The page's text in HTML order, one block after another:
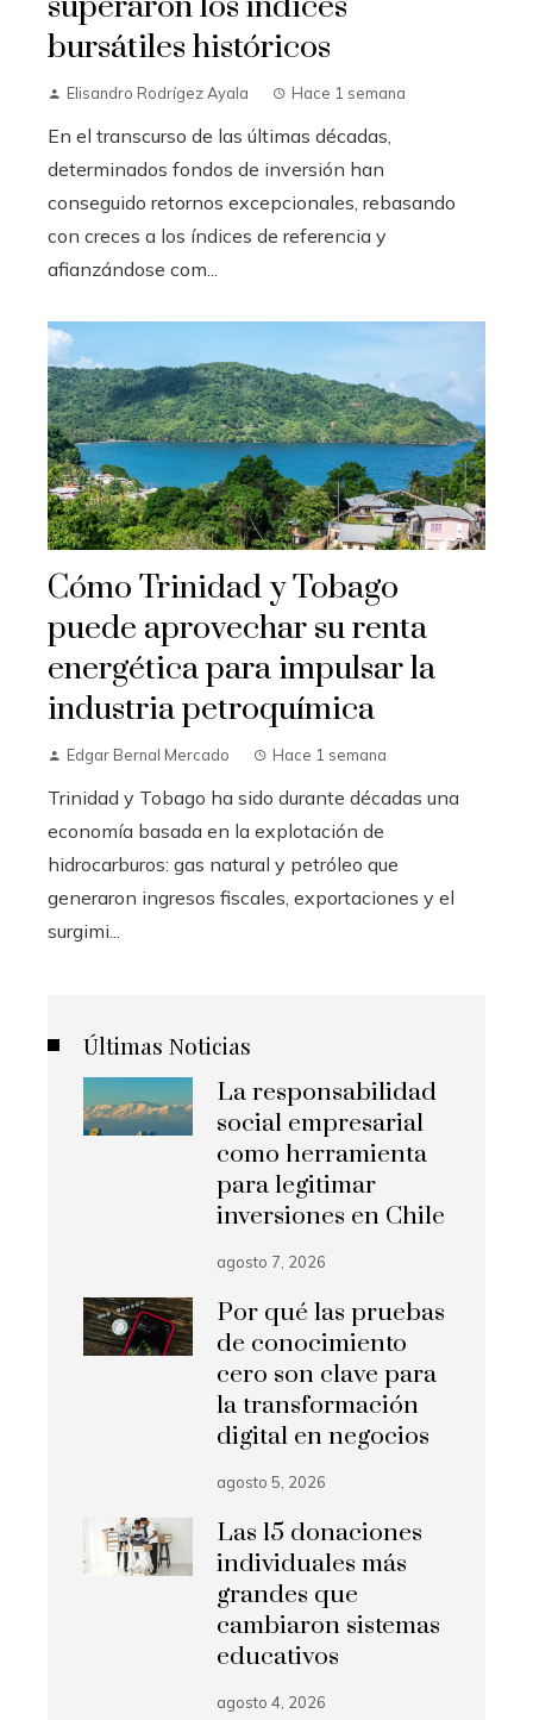
bursátiles históricos
Elisandro Rodrígez Ayala Hace 1 semana
En el transcurso de las últimas décadas,
determinados fondos de inversión han
conseguido retornos excepcionales, rebasando
con creces a los índices de referencia y
afianzándose com...
Cómo Trinidad y Tobago
puede aprovechar su renta
energética para impulsar la
industria petroquímica
Edgar Bernal Mercado Hace 1 semana
Trinidad y Tobago ha sido durante décadas una
economía basada en la explotación de
hidrocarburos: gas natural y petróleo que
generaron ingresos fiscales, exportaciones y el
surgimi...
Últimas Noticias
La responsabilidad
social empresarial
como herramienta
para legitimar
inversiones en Chile
agosto 7, 2026
Por qué las pruebas
de conocimiento
cero son clave para
la transformación
digital en negocios
agosto 5, 2026
Las 15 donaciones
individuales más
grandes que
cambiaron sistemas
educativos
agosto 4, 2026